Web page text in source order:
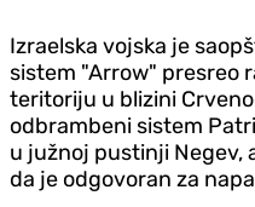
Izraelska vojska je
sistem "Arrow" presreo
teritoriju u blizini
odbrambeni sistem
u južnoj pustinji Negev,
da je odgovoran za